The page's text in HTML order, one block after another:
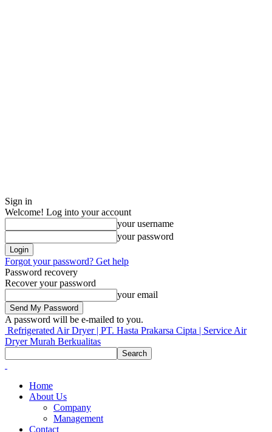
Sign in
Welcome! Log into your account
your username
your password
Forgot your password? Get help
Password recovery
Recover your password
your email
A password will be e-mailed to you.
Refrigerated Air Dryer | PT. Hasta Prakarsa Cipta | Service Air
Dryer Murah Berkualitas
Home
About Us
Company
Management
Contact